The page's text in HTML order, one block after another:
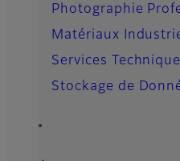
Photographie
Matériaux
Services
Stockage de